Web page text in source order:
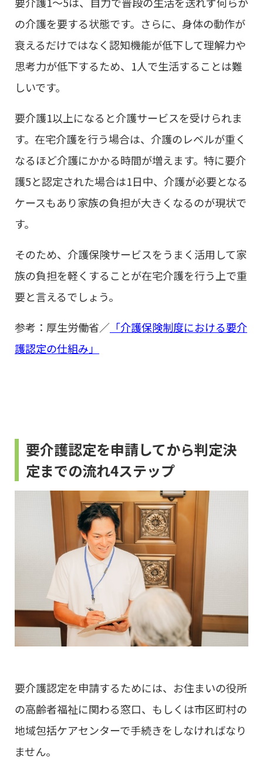
の介護を要する状態です。さらに、身体の動作が
衰えるだけではなく認知機能が低下して理解力や
思考力が低下するため、1人で生活することは難
しいです。
要介護1以上になると介護サービスを受けられま
す。在宅介護を行う場合は、介護のレベルが重く
なるほど介護にかかる時間が増えます。特に要介
護5と認定された場合は1日中、介護が必要となる
ケースもあり家族の負担が大きくなるのが現状で
す。
そのため、介護保険サービスをうまく活用して家
族の負担を軽くすることが在宅介護を行う上で重
要と言えるでしょう。
参考：厚生労働省／ 「介護保険制度における要介
護認定の仕組み」
要介護認定を申請してから判定決
定までの流れ4ステップ
要介護認定を申請するためには、お住まいの役所
の高齢者福祉に関わる窓口、もしくは市区町村の
地域包括ケアセンターで手続きをしなければなり
ません。